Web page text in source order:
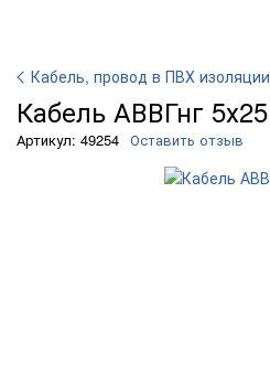
Кабель, провод в ПВХ изоляции
Кабель АВВГнг 5х25
Артикул: 49254 Оставить отзыв